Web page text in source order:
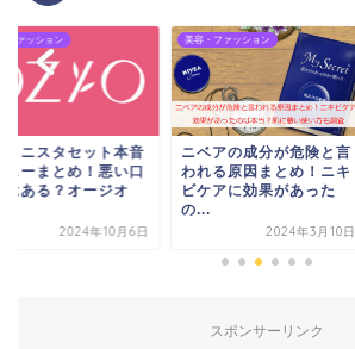
ファッション
ノニスタセット本音
ューまとめ！悪い口
はある？オージオ
2024年10月6日
美容・ファッション
ニベアの成分が危険と言
われる原因まとめ！ニキ
ビケアに効果があった
の...
2024年3月10日
スポンサーリンク